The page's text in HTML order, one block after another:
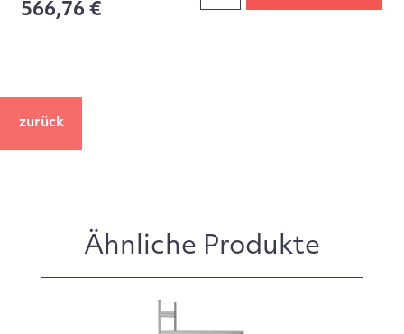
566,76 €
zurück
Ähnliche Produkte